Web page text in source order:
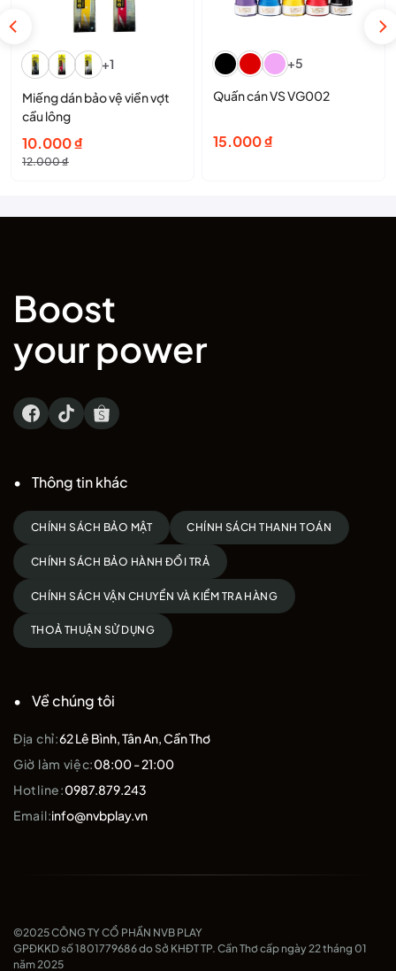
+1
Miếng dán bảo vệ viền vợt
cầu lông
12.000₫
Giá
gốc
10.000₫
Giá
hiện
+5
Quấn cán VS VG002
15.000₫
Boost
your power
Thông tin khác
CHÍNH SÁCH BẢO MẬT CHÍNH SÁCH THANH TOÁN
CHÍNH SÁCH BẢO HÀNH ĐỔI TRẢ
CHÍNH SÁCH VẬN CHUYỂN VÀ KIỂM TRA HÀNG
THOẢ THUẬN SỬ DỤNG
Về chúng tôi
Địa chỉ:62 Lê Bình, Tân An, Cần Thơ
Giờ làm việc:08:00 - 21:00
Hotline:0987.879.243
Email:info@nvbplay.vn
©2025 CÔNG TY CỔ PHẦN NVB PLAY
GPĐKKD số 1801779686 do Sở KHĐT TP. Cần Thơ cấp ngày 22 tháng 01
năm 2025